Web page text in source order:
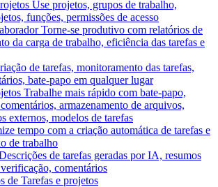
Use projetos, grupos de trabalho,
funções, permissões de acesso
Torne-se produtivo com relatórios de
da carga de trabalho, eficiência das tarefas e
de tarefas, monitoramento das tarefas,
bate-papo em qualquer lugar
Trabalhe mais rápido com bate-papo,
armazenamento de arquivos,
externos, modelos de tarefas
tempo com a criação automática de tarefas e
de trabalho
de tarefas geradas por IA, resumos
comentários
de Tarefas e projetos